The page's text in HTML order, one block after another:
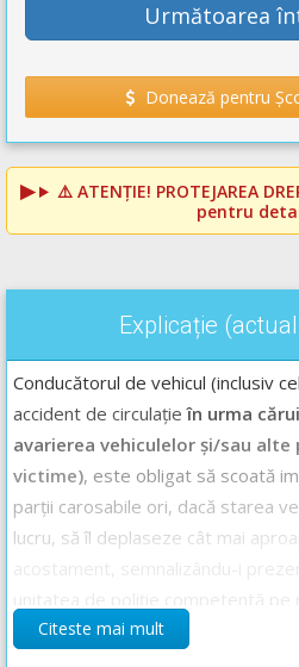
Următoarea
Donează pentru
⚠️ ATENȚIE! PROTEJAREA
pentru
Explicație
Conducătorul de vehicul (inclusiv
accident de circulațieîn urma
avarierea vehiculelor și/sau alte
victime), este obligat să scoată
parții carosabile ori, dacă starea
lucru, să îl deplaseze cât mai
accidentul în termen de cel mult
evenimentului pentru întocmirea
Citeste mai mult